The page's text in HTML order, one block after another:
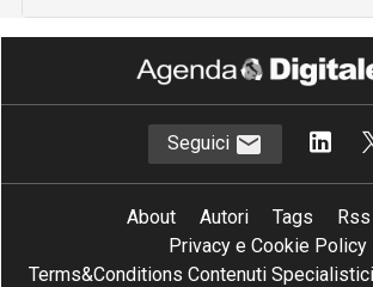
Seguici
About Autori Tags
Privacy e Cookie Policy
Terms&Conditions Contenuti Specialistici